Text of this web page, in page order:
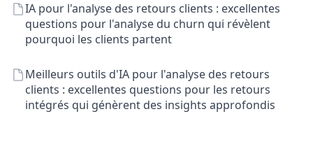
IA pour l'analyse des retours clients : excellentes
questions pour l'analyse du churn qui révèlent
pourquoi les clients partent
Meilleurs outils d'IA pour l'analyse des retours
clients : excellentes questions pour les retours
intégrés qui génèrent des insights approfondis